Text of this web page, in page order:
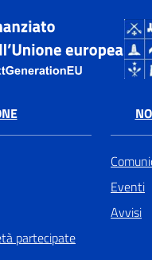
partecipate
Eventi
Avvisi